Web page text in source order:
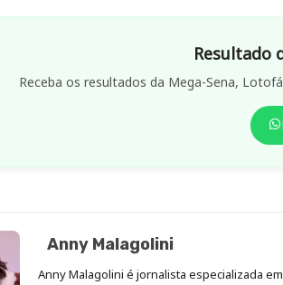
Resultado
Receba os resultados da Mega-Sena,
Anny Malagolini
Anny Malagolini é jornalista especializada